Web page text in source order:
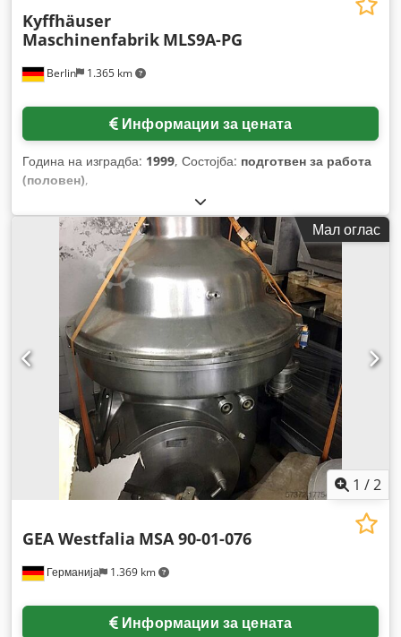
Berlin 1.365 km
Kyffhäuser
Maschinenfabrik MLS9A-PG
Информации за цената
Година на изградба: 1999, Состојба: подготвен за работа
(половен),
Мал оглас
1 /2
Германија 1.369 km
GEA Westfalia MSA 90-01-076
Информации за цената